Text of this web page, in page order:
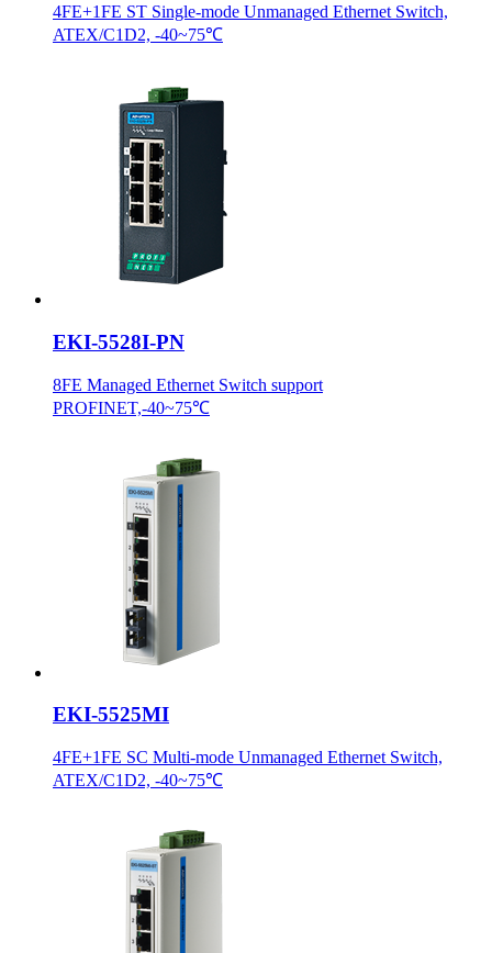
4FE+1FE ST Single-mode Unmanaged Ethernet Switch,
ATEX/C1D2, -40~75℃
EKI-5528I-PN
8FE Managed Ethernet Switch support
PROFINET,-40~75℃
EKI-5525MI
4FE+1FE SC Multi-mode Unmanaged Ethernet Switch,
ATEX/C1D2, -40~75℃